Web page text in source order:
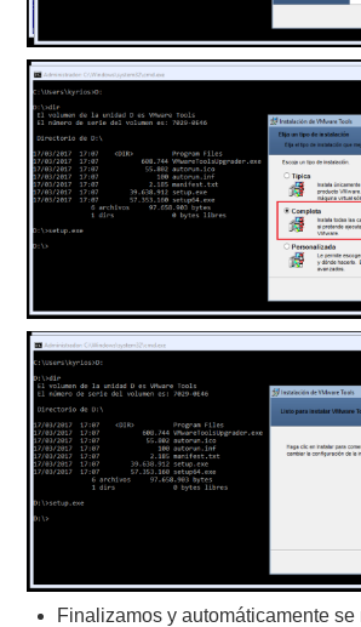
Finalizamos y automáticamente